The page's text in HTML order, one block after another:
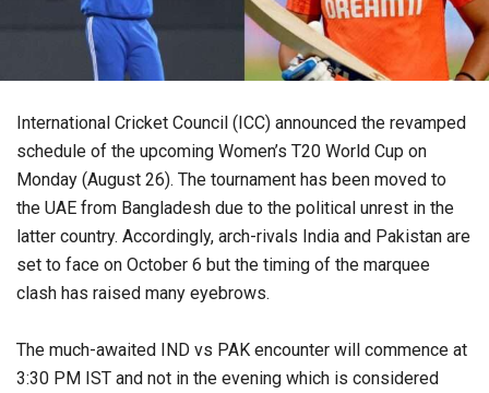
International Cricket Council (ICC) announced the revamped
schedule of the upcoming Women’s T20 World Cup on
Monday (August 26). The tournament has been moved to
the UAE from Bangladesh due to the political unrest in the
latter country. Accordingly, arch-rivals India and Pakistan are
set to face on October 6 but the timing of the marquee
clash has raised many eyebrows.
The much-awaited IND vs PAK encounter will commence at
3:30 PM IST and not in the evening which is considered